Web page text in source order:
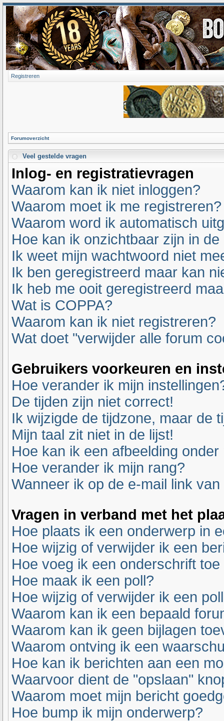
Registreren
Forumoverzicht
Veel gestelde vragen
Inlog- en registratievragen
Waarom kan ik niet inloggen?
Waarom moet ik me registreren?
Waarom word ik automatisch
Hoe kan ik onzichtbaar zijn in
Ik weet mijn wachtwoord niet
Ik ben geregistreerd maar kan
Ik heb me ooit geregistreerd
Wat is COPPA?
Waarom kan ik niet registreren?
Wat doet "verwijder alle forum
Gebruikers voorkeuren en
Hoe verander ik mijn
De tijden zijn niet correct!
Ik wijzigde de tijdzone, maar de
Mijn taal zit niet in de lijst!
Hoe kan ik een afbeelding
Hoe verander ik mijn rang?
Wanneer ik op de e-mail link
Vragen in verband met het
Hoe plaats ik een onderwerp in
Hoe wijzig of verwijder ik een
Hoe voeg ik een onderschrift
Hoe maak ik een poll?
Hoe wijzig of verwijder ik een
Waarom kan ik een bepaald
Waarom kan ik geen bijlagen
Waarom ontving ik een
Hoe kan ik berichten aan een
Waarvoor dient de "opslaan"
Waarom moet mijn bericht
Hoe bump ik mijn onderwerp?